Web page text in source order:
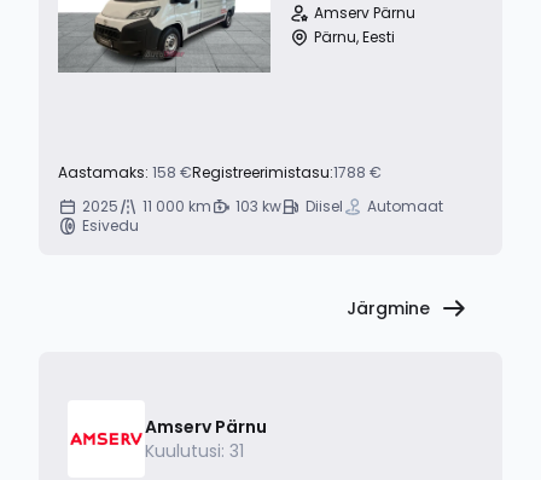
Amserv Pärnu
Pärnu, Eesti
Aastamaks: 158 €Registreerimistasu:1788 €
2025
11 000 km 103 kw Diisel
Automaat
Esivedu
Järgmine
Amserv Pärnu
Kuulutusi: 31